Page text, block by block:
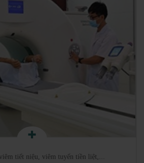
tiết niệu, viêm tuyến tiền liệt,...